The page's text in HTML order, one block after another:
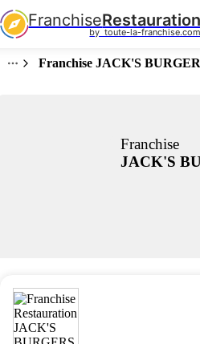
FranchiseRestauration
by  toute-la-
Franchise JACK'S
Franchise
JACK'S